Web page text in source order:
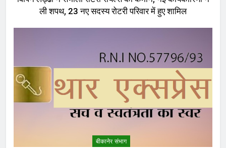
ली शपथ, 23 नए सदस्य रोटरी परिवार में हुए शामिल
बीकानेर संभाग